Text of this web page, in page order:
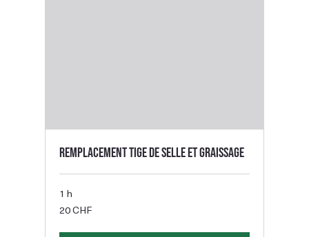
Remplacement tige de selle et graissage
1 h
francs
20 CHF